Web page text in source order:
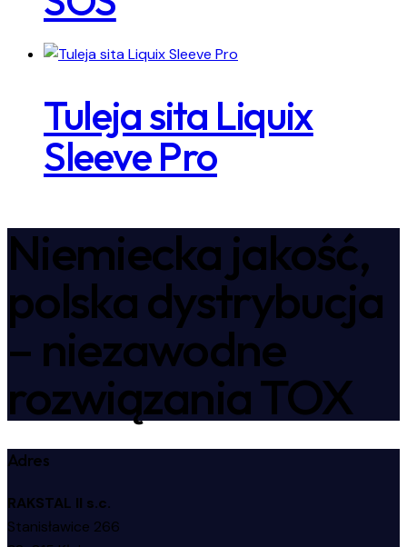
Tuleja sita Liquix
Sleeve Pro
Niemiecka jakość,
polska dystrybucja
– niezawodne
rozwiązania TOX
Adres
RAKSTAL II s.c.
Stanisławice 266